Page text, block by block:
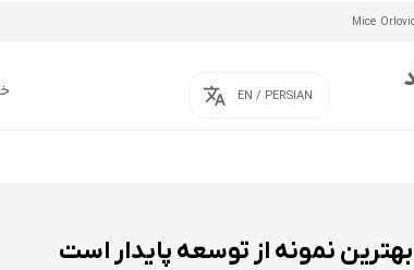
Mice
EN / PERSIAN
نمونه از توسعه پایدار است